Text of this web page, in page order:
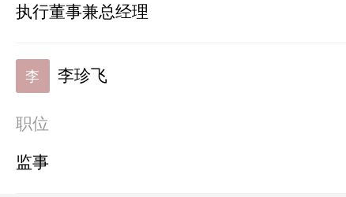
执行董事兼总经理
李 李珍飞
职位
监事